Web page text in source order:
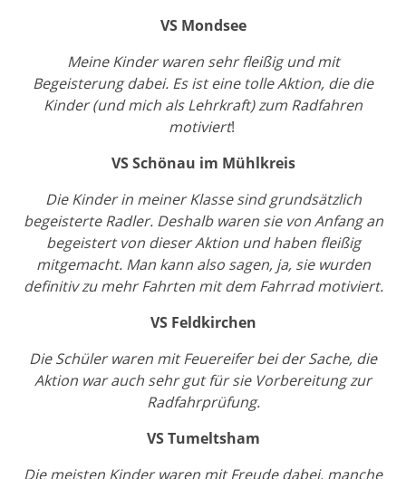
VS Mondsee
Meine Kinder waren sehr fleißig und mit
Begeisterung dabei. Es ist eine tolle Aktion, die die
Kinder (und mich als Lehrkraft) zum Radfahren
motiviert!
VS Schönau im Mühlkreis
Die Kinder in meiner Klasse sind grundsätzlich
begeisterte Radler. Deshalb waren sie von Anfang an
begeistert von dieser Aktion und haben fleißig
mitgemacht. Man kann also sagen, ja, sie wurden
definitiv zu mehr Fahrten mit dem Fahrrad motiviert.
VS Feldkirchen
Die Schüler waren mit Feuereifer bei der Sache, die
Aktion war auch sehr gut für sie Vorbereitung zur
Radfahrprüfung.
VS Tumeltsham
Die meisten Kinder waren mit Freude dabei, manche